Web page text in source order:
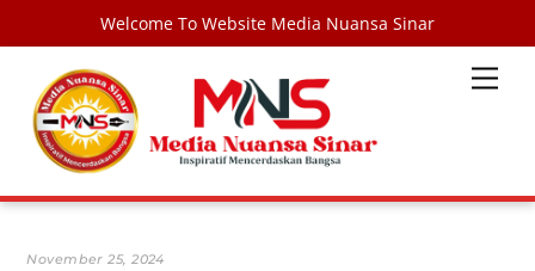
Welcome To Website Media Nuansa Sinar
content
November 25, 2024